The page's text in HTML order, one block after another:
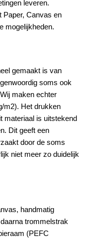
leveren.
Paper, Canvas en
mogelijkheden.
gemaakt is van
soms ook
maken echter
m2). Het drukken
materiaal is uitstekend
Dit geeft een
door de soms
niet meer zo duidelijk
handmatig
trommelstrak
(PEFC